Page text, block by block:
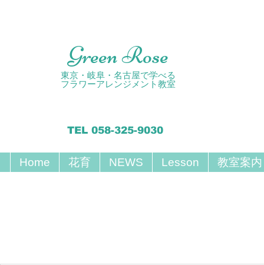
Green Rose
東京・岐阜・名古屋で学べる
フラワーアレンジメント教室
TEL 058-325-9030
Home 花育 NEWS Lesson 教室案内